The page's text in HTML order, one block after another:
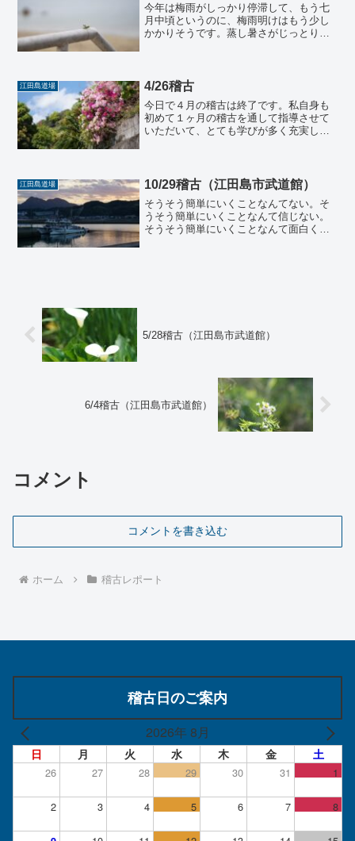
今年は梅雨がしっかり停滞して、もう七
月中頃というのに、梅雨明けはもう少し
かかりそうです。蒸し暑さがじっとりと
す。いつも通り平常心で稽...
江田島道場 4/26稽古
今日で４月の稽古は終了です。私自身も
初めて１ヶ月の稽古を通して指導させて
いただいて、とても学びが多く充実した
と、意識してやっているが...
江田島道場 10/29稽古（江田島市武道館）
そうそう簡単にいくことなんてない。そ
うそう簡単にいくことなんて信じない。
そうそう簡単にいくことなんて面白くな
5/28稽古（江田島市武道館）
6/4稽古（江田島市武道館）
コメント
コメントを書き込む
ホーム 稽古レポート
稽古日のご案内
2026年 8月
日 月 火 水 木 金 土
26 27 28 29 30 31 1
2 3 4 5 6 7 8